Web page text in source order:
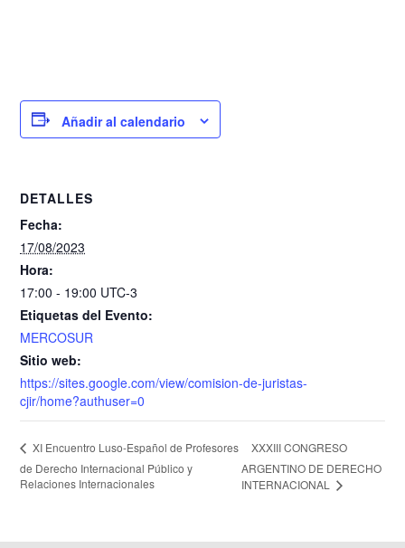
Añadir al calendario
DETALLES
Fecha:
17/08/2023
Hora:
17:00 - 19:00 UTC-3
Etiquetas del Evento:
MERCOSUR
Sitio web:
https://sites.google.com/view/comision-de-juristas-
cjir/home?authuser=0
XI Encuentro Luso-Español de Profesores
de Derecho Internacional Público y
Relaciones Internacionales
XXXIII CONGRESO
ARGENTINO DE DERECHO
INTERNACIONAL